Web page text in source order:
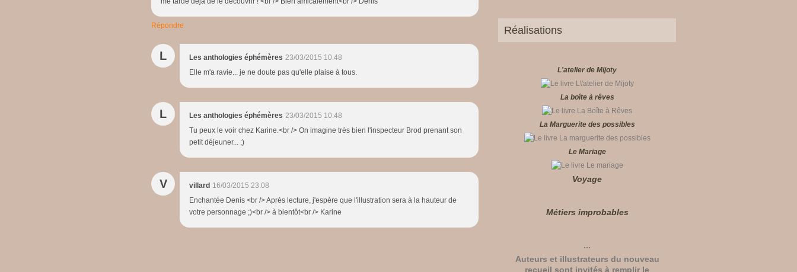
Répondre
L Les anthologies éphémères 23/03/2015 10:48
Elle m'a ravie... je ne doute pas qu'elle plaise à tous.
L Les anthologies éphémères 23/03/2015 10:48
Tu peux le voir chez Karine.<br /> On imagine très bien l'inspecteur Brod prenant son
petit déjeuner... ;)
V villard 16/03/2015 23:08
Enchantée Denis <br /> Après lecture, j'espère que l'illustration sera à la hauteur de
votre personnage ;)<br /> à bientôt<br /> Karine
Réalisations
L'atelier de Mijoty
La boîte à rêves
La Marguerite des possibles
Le Mariage
Voyage
Métiers improbables
...
Auteurs et illustrateurs du nouveau
recueil sont invités à remplir le